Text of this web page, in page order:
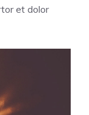
et dolor